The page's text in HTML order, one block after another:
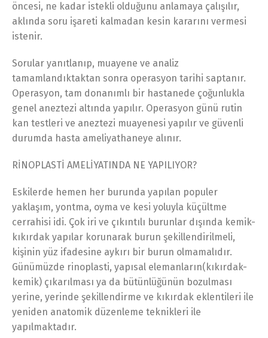
öncesi, ne kadar istekli olduğunu anlamaya çalışılır,
aklında soru işareti kalmadan kesin kararını vermesi
istenir.
Sorular yanıtlanıp, muayene ve analiz
tamamlandıktaktan sonra operasyon tarihi saptanır.
Operasyon, tam donanımlı bir hastanede çoğunlukla
genel aneztezi altında yapılır. Operasyon günü rutin
kan testleri ve aneztezi muayenesi yapılır ve güvenli
durumda hasta ameliyathaneye alınır.
RİNOPLASTİ AMELİYATINDA NE YAPILIYOR?
Eskilerde hemen her burunda yapılan populer
yaklaşım, yontma, oyma ve kesi yoluyla küçültme
cerrahisi idi. Çok iri ve çıkıntılı burunlar dışında kemik-
kıkırdak yapılar korunarak burun şekillendirilmeli,
kişinin yüz ifadesine aykırı bir burun olmamalıdır.
Günümüzde rinoplasti, yapısal elemanların(kıkırdak-
kemik) çıkarılması ya da bütünlüğünün bozulması
yerine, yerinde şekillendirme ve kıkırdak eklentileri ile
yeniden anatomik düzenleme teknikleri ile
yapılmaktadır.